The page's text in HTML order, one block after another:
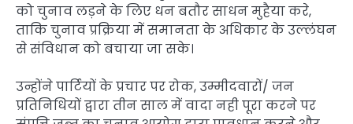
को चुनाव लड़ने के लिए धन बतौर साधन मुहैया करे,
ताकि चुनाव प्रक्रिया में समानता के अधिकार के उल्लंघन
से संविधान को बचाया जा सके।
उन्होंने पार्टियों के प्रचार पर रोक, उम्मीदवारों/ जन
प्रतिनिधियों द्वारा तीन साल में वादा नही पूरा करने पर